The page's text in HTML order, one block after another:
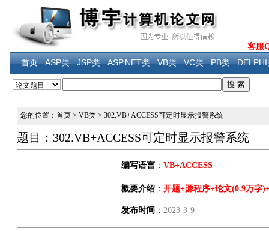
客服
首页 ASP类 JSP类 ASP.NET类 VB类 VC类 PB类 DELPHI
您的位置：首页> VB类> 302.VB+ACCESS可定时显示报警系统
题目：302.VB+ACCESS可定时显示报警系统
编写语言： VB+ACCESS
概要介绍： 开题+源程序+论文(0.9万字
发布时间 ： 2023-3-9